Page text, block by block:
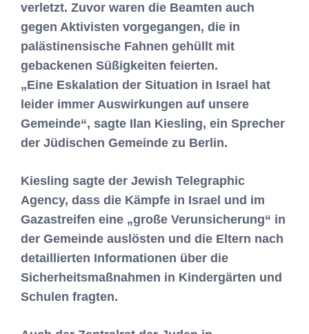
verletzt. Zuvor waren die Beamten auch
gegen Aktivisten vorgegangen, die in
palästinensische Fahnen gehüllt mit
gebackenen Süßigkeiten feierten.
„Eine Eskalation der Situation in Israel hat
leider immer Auswirkungen auf unsere
Gemeinde“, sagte Ilan Kiesling, ein Sprecher
der Jüdischen Gemeinde zu Berlin.
Kiesling sagte der Jewish Telegraphic
Agency, dass die Kämpfe in Israel und im
Gazastreifen eine „große Verunsicherung“ in
der Gemeinde auslösten und die Eltern nach
detaillierten Informationen über die
Sicherheitsmaßnahmen in Kindergärten und
Schulen fragten.